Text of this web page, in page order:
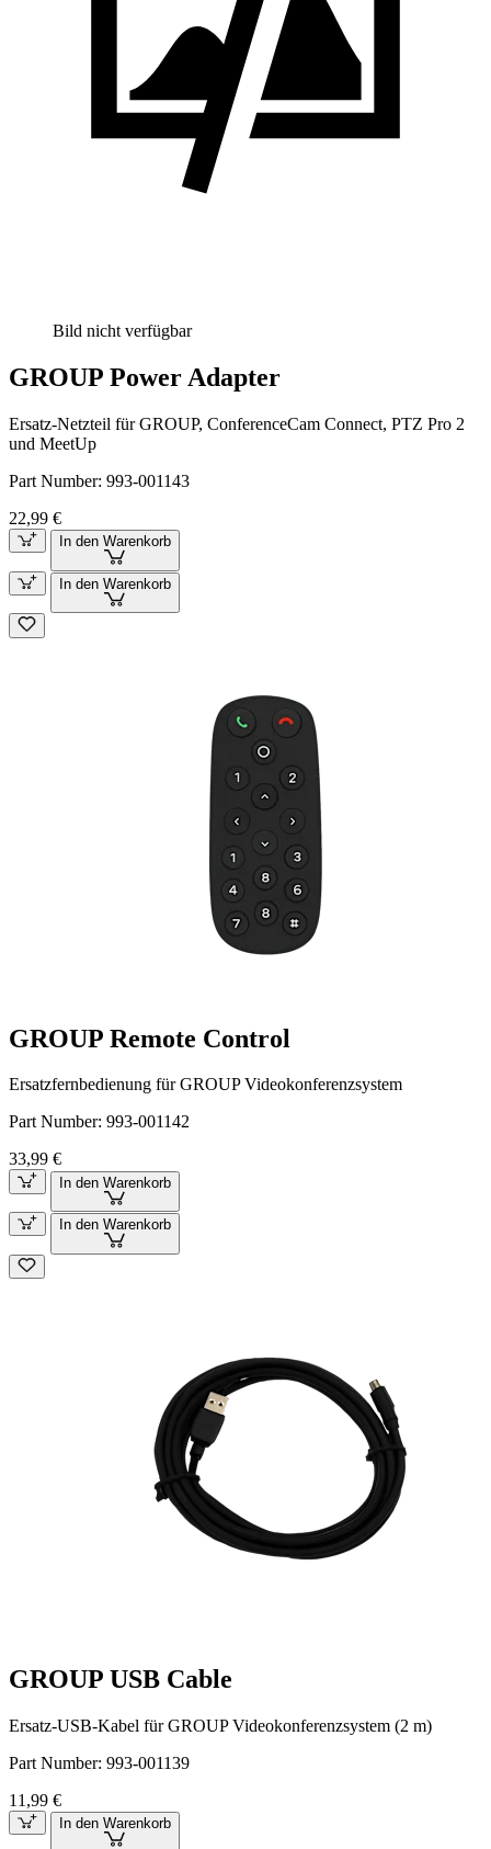
Bild nicht verfügbar
GROUP Power Adapter
Ersatz-Netzteil für GROUP, ConferenceCam Connect, PTZ Pro 2
und MeetUp
Part Number: 993-001143
22,99 €
In den Warenkorb
In den Warenkorb
GROUP Remote Control
Ersatzfernbedienung für GROUP Videokonferenzsystem
Part Number: 993-001142
33,99 €
In den Warenkorb
In den Warenkorb
GROUP USB Cable
Ersatz-USB-Kabel für GROUP Videokonferenzsystem (2 m)
Part Number: 993-001139
11,99 €
In den Warenkorb